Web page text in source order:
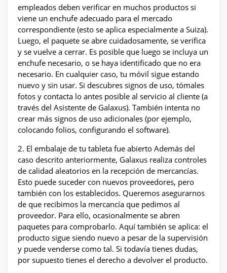
empleados deben verificar en muchos productos si
viene un enchufe adecuado para el mercado
correspondiente (esto se aplica especialmente a Suiza).
Luego, el paquete se abre cuidadosamente, se verifica
y se vuelve a cerrar. Es posible que luego se incluya un
enchufe necesario, o se haya identificado que no era
necesario. En cualquier caso, tu móvil sigue estando
nuevo y sin usar. Si descubres signos de uso, tómales
fotos y contacta lo antes posible al servicio al cliente (a
través del Asistente de Galaxus). También intenta no
crear más signos de uso adicionales (por ejemplo,
colocando folios, configurando el software).
2. El embalaje de tu tableta fue abierto Además del
caso descrito anteriormente, Galaxus realiza controles
de calidad aleatorios en la recepción de mercancías.
Esto puede suceder con nuevos proveedores, pero
también con los establecidos. Queremos asegurarnos
de que recibimos la mercancía que pedimos al
proveedor. Para ello, ocasionalmente se abren
paquetes para comprobarlo. Aquí también se aplica: el
producto sigue siendo nuevo a pesar de la supervisión
y puede venderse como tal. Si todavía tienes dudas,
por supuesto tienes el derecho a devolver el producto.